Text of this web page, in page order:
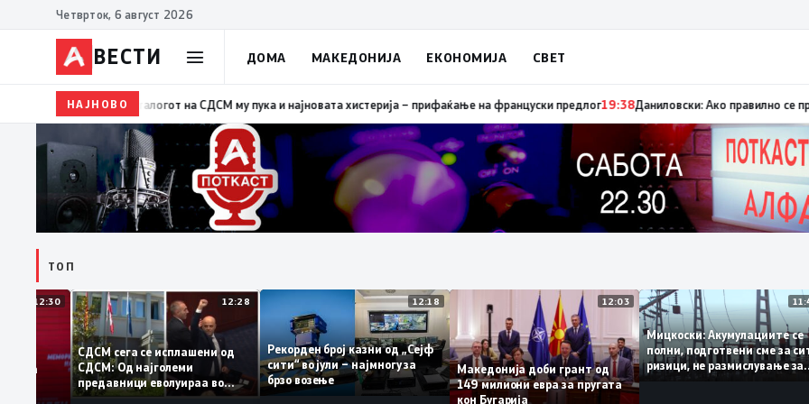
Четврток, 6 август 2026
ВЕСТИ ДОМА МАКЕДОНИЈА ЕКОНОМИЈА СВЕТ
НАЈНОВО 19:39ВМРО-ДПМНЕ: Како што му пукна меурот од сапуница „мигранти за пари“, така на талогот на СДСМ му пука и
ТОП
12:30
на
12:28
СДСМ сега се исплашени од
СДСМ: Од најголеми
предавници еволуираа во
најголеми патриоти
12:18
Рекорден број казни од „Сејф
сити“ во јули – најмногу за
брзо возење
12:03
Македонија доби грант од
149 милиони евра за пругата
кон Бугарија
Мицкоски: Акумулациите
полни, подготвени сме
ризици, не размислување
поскапување на струјата